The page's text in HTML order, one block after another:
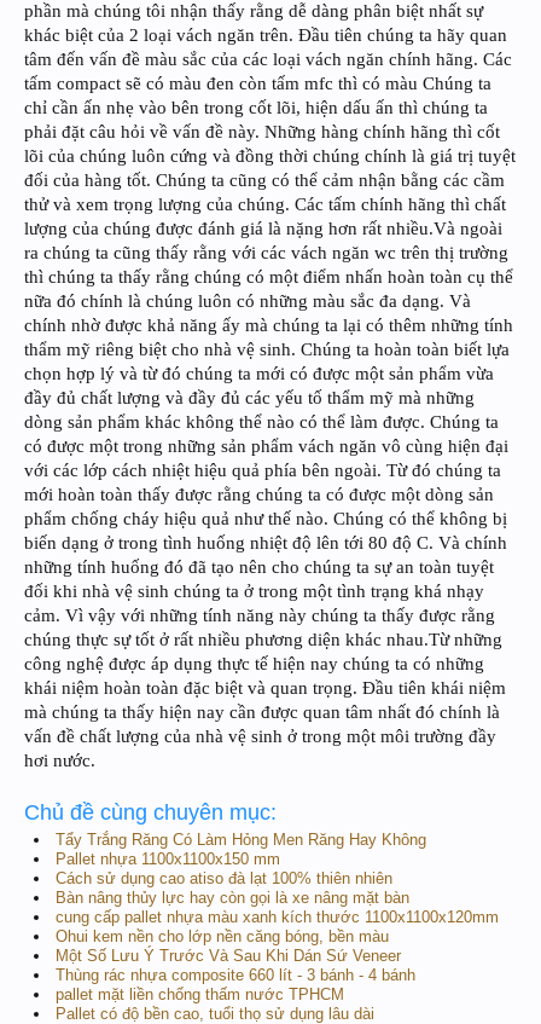
phần mà chúng tôi nhận thấy rằng dễ dàng phân biệt nhất sự
khác biệt của 2 loại vách ngăn trên. Đầu tiên chúng ta hãy quan
tâm đến vấn đề màu sắc của các loại vách ngăn chính hãng. Các
tấm compact sẽ có màu đen còn tấm mfc thì có màu Chúng ta
chỉ cần ấn nhẹ vào bên trong cốt lõi, hiện dấu ấn thì chúng ta
phải đặt câu hỏi về vấn đề này. Những hàng chính hãng thì cốt
lõi của chúng luôn cứng và đồng thời chúng chính là giá trị tuyệt
đối của hàng tốt. Chúng ta cũng có thể cảm nhận bằng các cầm
thử và xem trọng lượng của chúng. Các tấm chính hãng thì chất
lượng của chúng được đánh giá là nặng hơn rất nhiều.Và ngoài
ra chúng ta cũng thấy rằng với các vách ngăn wc trên thị trường
thì chúng ta thấy rằng chúng có một điểm nhấn hoàn toàn cụ thể
nữa đó chính là chúng luôn có những màu sắc đa dạng. Và
chính nhờ được khả năng ấy mà chúng ta lại có thêm những tính
thẩm mỹ riêng biệt cho nhà vệ sinh. Chúng ta hoàn toàn biết lựa
chọn hợp lý và từ đó chúng ta mới có được một sản phẩm vừa
đầy đủ chất lượng và đầy đủ các yếu tố thẩm mỹ mà những
dòng sản phẩm khác không thể nào có thể làm được. Chúng ta
có được một trong những sản phẩm vách ngăn vô cùng hiện đại
với các lớp cách nhiệt hiệu quả phía bên ngoài. Từ đó chúng ta
mới hoàn toàn thấy được rằng chúng ta có được một dòng sản
phẩm chống cháy hiệu quả như thế nào. Chúng có thể không bị
biến dạng ở trong tình huống nhiệt độ lên tới 80 độ C. Và chính
những tính huống đó đã tạo nên cho chúng ta sự an toàn tuyệt
đối khi nhà vệ sinh chúng ta ở trong một tình trạng khá nhạy
cảm. Vì vậy với những tính năng này chúng ta thấy được rằng
chúng thực sự tốt ở rất nhiều phương diện khác nhau.Từ những
công nghệ được áp dụng thực tế hiện nay chúng ta có những
khái niệm hoàn toàn đặc biệt và quan trọng. Đầu tiên khái niệm
mà chúng ta thấy hiện nay cần được quan tâm nhất đó chính là
vấn đề chất lượng của nhà vệ sinh ở trong một môi trường đầy
hơi nước.
Chủ đề cùng chuyên mục:
Tẩy Trắng Răng Có Làm Hỏng Men Răng Hay Không
Pallet nhựa 1100x1100x150 mm
Cách sử dụng cao atiso đà lạt 100% thiên nhiên
Bàn nâng thủy lực hay còn gọi là xe nâng mặt bàn
cung cấp pallet nhựa màu xanh kích thước 1100x1100x120mm
Ohui kem nền cho lớp nền căng bóng, bền màu
Một Số Lưu Ý Trước Và Sau Khi Dán Sứ Veneer
Thùng rác nhựa composite 660 lít - 3 bánh - 4 bánh
pallet mặt liền chống thấm nước TPHCM
Pallet có độ bền cao, tuổi thọ sử dụng lâu dài